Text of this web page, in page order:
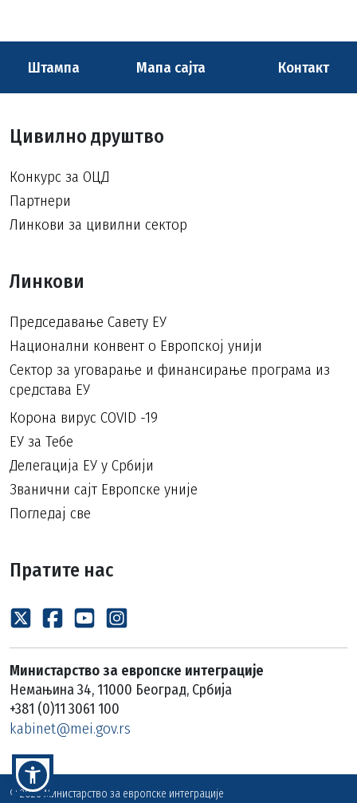
Штампа Мапа сајта Контакт
Цивилно друштво
Конкурс за ОЦД
Партнери
Линкови за цивилни сектор
Линкови
Председавање Савету ЕУ
Национални конвент о Европској унији
Сектор за уговарање и финансирање програма из
средстава ЕУ
Корона вирус COVID -19
ЕУ за Тебе
Делегација ЕУ у Србији
Званични сајт Европске уније
Погледај све
Пратите нас
Министарство за европске интеграције
Немањина 34, 11000 Београд, Србија
+381 (0)11 3061 100
kabinet@mei.gov.rs
© 2026 Министарство за европске интеграције